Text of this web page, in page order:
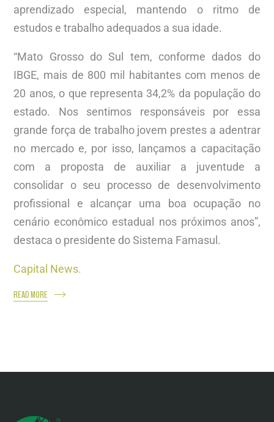
aprendizado especial, mantendo o ritmo de
estudos e trabalho adequados a sua idade.
“Mato Grosso do Sul tem, conforme dados do
IBGE, mais de 800 mil habitantes com menos de
20 anos, o que representa 34,2% da população do
estado. Nos sentimos responsáveis por essa
grande força de trabalho jovem prestes a adentrar
no mercado e, por isso, lançamos a capacitação
com a proposta de auxiliar a juventude a
consolidar o seu processo de desenvolvimento
profissional e alcançar uma boa ocupação no
cenário econômico estadual nos próximos anos”,
destaca o presidente do Sistema Famasul.
Capital News.
READ MORE